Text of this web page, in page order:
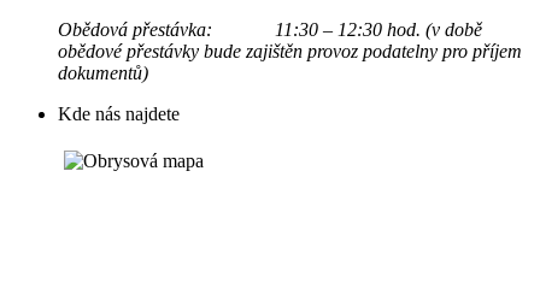
Obědová přestávka: 11:30 – 12:30 hod. (v době
obědové přestávky bude zajištěn provoz podatelny pro příjem
dokumentů)
Kde nás najdete